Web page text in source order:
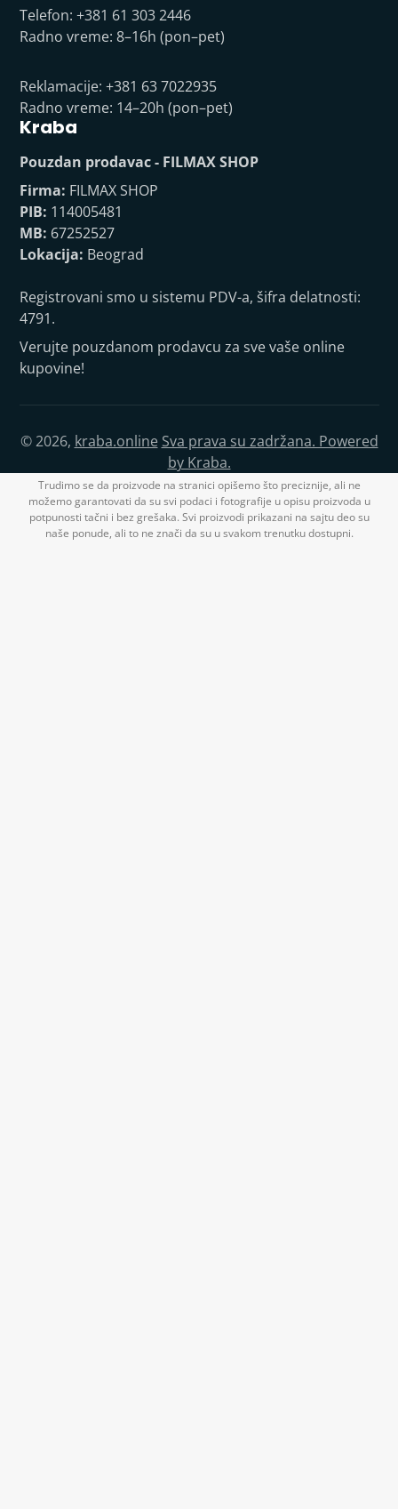
Telefon: +381 61 303 2446
Radno vreme: 8–16h (pon–pet)
Reklamacije: +381 63 7022935
Radno vreme: 14–20h (pon–pet)
Kraba
Pouzdan prodavac - FILMAX SHOP
Firma: FILMAX SHOP
PIB: 114005481
MB: 67252527
Lokacija: Beograd
Registrovani smo u sistemu PDV-a, šifra delatnosti:
4791.
Verujte pouzdanom prodavcu za sve vaše online
kupovine!
© 2026, kraba.online Sva prava su zadržana. Powered
by Kraba.
Trudimo se da proizvode na stranici opišemo što preciznije, ali ne
možemo garantovati da su svi podaci i fotografije u opisu proizvoda u
potpunosti tačni i bez grešaka. Svi proizvodi prikazani na sajtu deo su
naše ponude, ali to ne znači da su u svakom trenutku dostupni.